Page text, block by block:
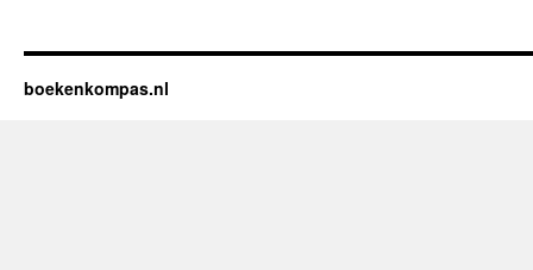
boekenkompas.nl